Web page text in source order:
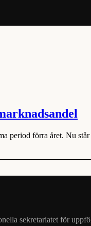
period förra året. Nu
sekretariatet för